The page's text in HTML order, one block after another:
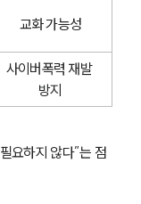
교화 가능성
사이버폭력 재발
방지
요하지 않다”는 점